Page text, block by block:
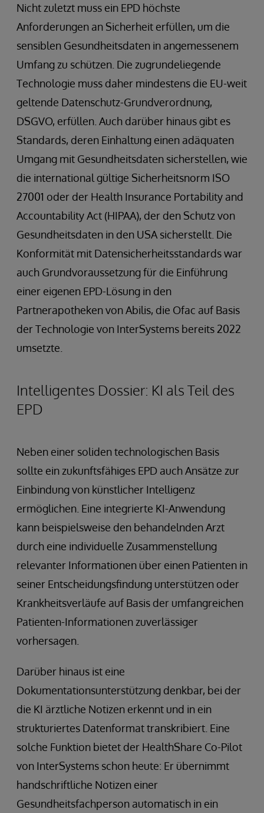
Nicht zuletzt muss ein EPD höchste
Anforderungen an Sicherheit erfüllen, um die
sensiblen Gesundheitsdaten in angemessenem
Umfang zu schützen. Die zugrundeliegende
Technologie muss daher mindestens die EU-weit
geltende Datenschutz-Grundverordnung,
DSGVO, erfüllen. Auch darüber hinaus gibt es
Standards, deren Einhaltung einen adäquaten
Umgang mit Gesundheitsdaten sicherstellen, wie
die international gültige Sicherheitsnorm ISO
27001 oder der Health Insurance Portability and
Accountability Act (HIPAA), der den Schutz von
Gesundheitsdaten in den USA sicherstellt. Die
Konformität mit Datensicherheitsstandards war
auch Grundvoraussetzung für die Einführung
einer eigenen EPD-Lösung in den
Partnerapotheken von Abilis, die Ofac auf Basis
der Technologie von InterSystems bereits 2022
umsetzte.
Intelligentes Dossier: KI als Teil des
EPD
Neben einer soliden technologischen Basis
sollte ein zukunftsfähiges EPD auch Ansätze zur
Einbindung von künstlicher Intelligenz
ermöglichen. Eine integrierte KI-Anwendung
kann beispielsweise den behandelnden Arzt
durch eine individuelle Zusammenstellung
relevanter Informationen über einen Patienten in
seiner Entscheidungsfindung unterstützen oder
Krankheitsverläufe auf Basis der umfangreichen
Patienten-Informationen zuverlässiger
vorhersagen.
Darüber hinaus ist eine
Dokumentationsunterstützung denkbar, bei der
die KI ärztliche Notizen erkennt und in ein
strukturiertes Datenformat transkribiert. Eine
solche Funktion bietet der HealthShare Co-Pilot
von InterSystems schon heute: Er übernimmt
handschriftliche Notizen einer
Gesundheitsfachperson automatisch in ein